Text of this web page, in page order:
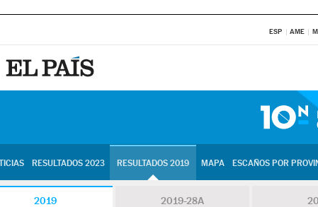
ESP AME
RESULTADOS 2023 RESULTADOS 2019 MAPA ESCAÑOS POR
2019 2019-28A